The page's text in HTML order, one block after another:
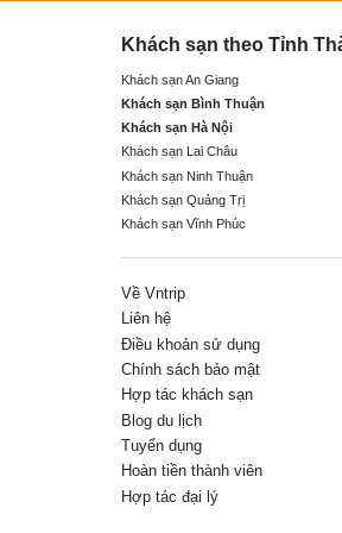
Khách sạn theo Tỉnh
Khách sạn An Giang
Khách sạn Bình Thuận
Khách sạn Hà Nội
Khách sạn Lai Châu
Khách sạn Ninh Thuận
Khách sạn Quảng Trị
Khách sạn Vĩnh Phúc
Về Vntrip
Liên hệ
Điều khoản sử dụng
Chính sách bảo mật
Hợp tác khách sạn
Blog du lịch
Tuyển dụng
Hoàn tiền thành viên
Hợp tác đại lý